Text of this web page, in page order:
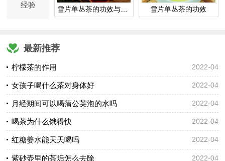
经验 雪片单丛茶的功效与作用 雪片单丛茶的功效
最新推荐
柠檬茶的作用 2022-04
女孩子喝什么茶对身体好 2022-04
月经期间可以喝蒲公英泡的水吗 2022-04
喝茶为什么饿得快 2022-04
红糖姜水能天天喝吗 2022-04
紫砂壶里的茶垢怎么去除 2022-04